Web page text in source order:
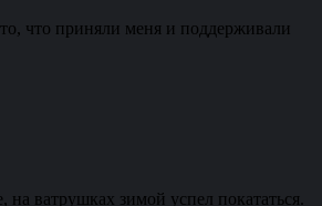
что приняли меня и поддерживали
ватрушках зимой успел покататься.